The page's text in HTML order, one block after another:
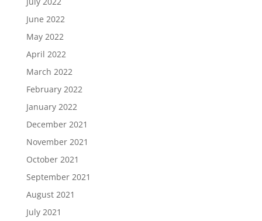
June 2022
May 2022
April 2022
March 2022
February 2022
January 2022
December 2021
November 2021
October 2021
September 2021
August 2021
July 2021